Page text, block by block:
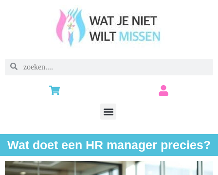
Wat doet een HR manager precies?